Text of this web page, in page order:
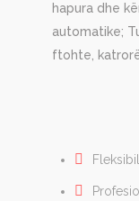
hapura dhe
automatike;
ftohte,